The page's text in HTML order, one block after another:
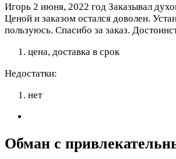
Игорь 2 июня, 2022 год Заказывал
Ценой и заказом остался доволен.
пользуюсь. Спасибо за заказ.
цена, доставка в срок
Недостатки:
нет
Обман с